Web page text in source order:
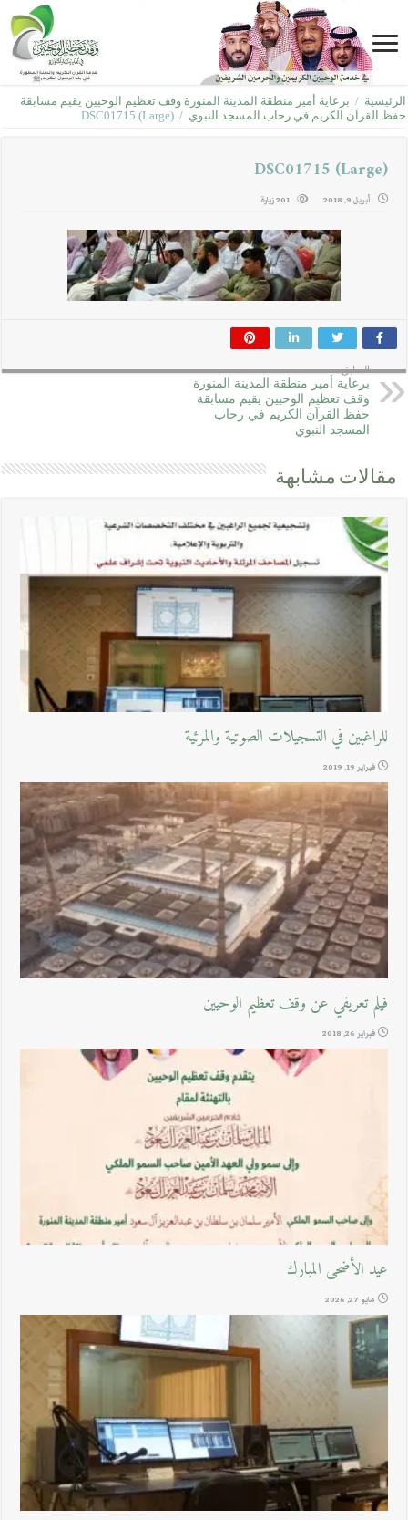
الرئيسية / برعاية أمير منطقة المدينة المنورة وقف تعظيم الوحيين يقيم مسابقة
حفظ القرآن الكريم في رحاب المسجد النبوي /
DSC01715 (Large)
DSC01715 (Large)
أبريل 9, 2018 201 زيارة
السابق
برعاية أمير منطقة المدينة المنورة
وقف تعظيم الوحيين يقيم مسابقة
حفظ القرآن الكريم في رحاب
المسجد النبوي
مقالات مشابهة
للراغبين في التسجيلات الصوتية والمرئية
فبراير 19, 2019
فيلم تعريفي عن وقف تعظيم الوحيين
فبراير 26, 2018
عيد الأضحى المبارك
مايو 27, 2026